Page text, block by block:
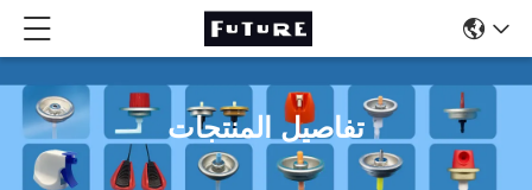
تفاصيل المنتجات